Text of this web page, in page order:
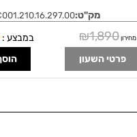
מק"ט:
מחירון ₪1,890 במבצע :
פרטי השעון